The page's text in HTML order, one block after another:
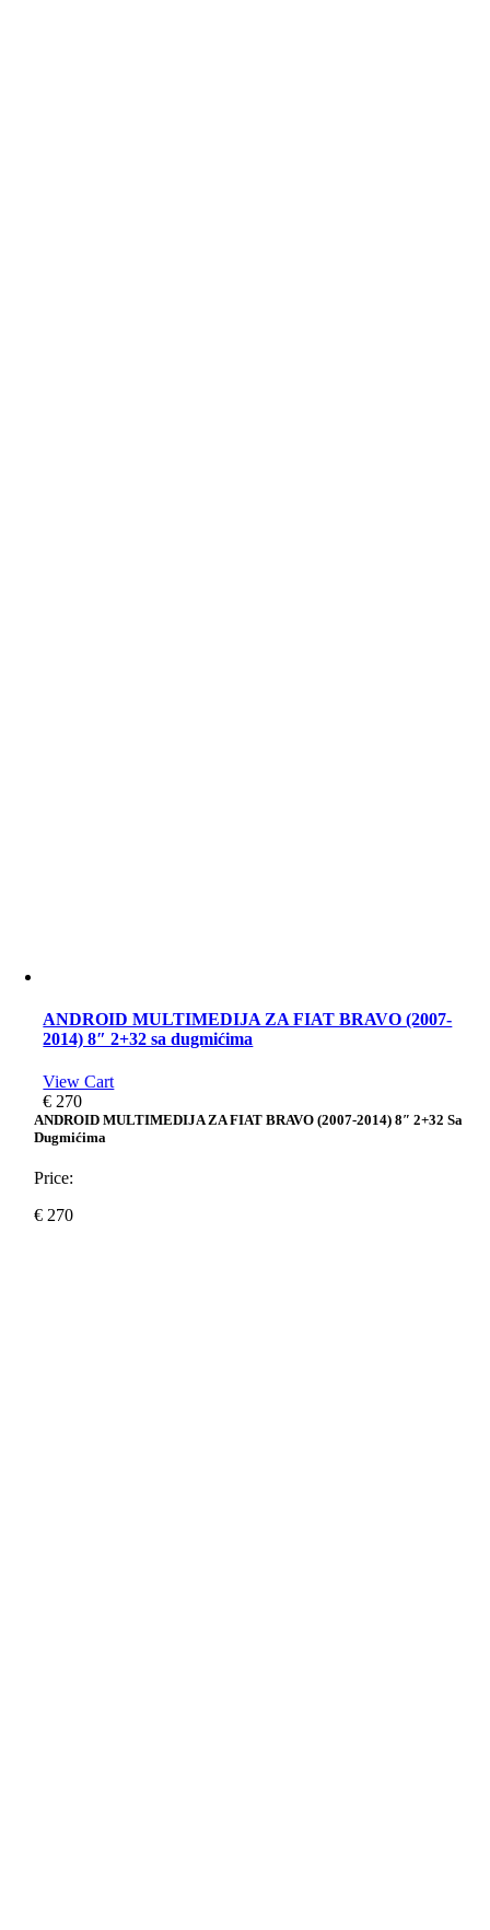
ANDROID MULTIMEDIJA ZA FIAT BRAVO (2007-
2014) 8″ 2+32 sa dugmićima
View Cart
€ 270
ANDROID MULTIMEDIJA ZA FIAT BRAVO (2007-2014) 8″ 2+32 Sa
Dugmićima
Price:
€ 270